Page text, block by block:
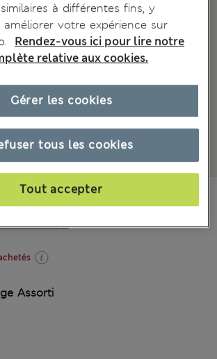
reçus
les taxes et les frais de douanes
Assorti
à différentes fins, y
votre expérience sur
Rendez-vous ici pour lire notre
relative aux cookies.
tous les cookies
Tout accepter
Gérer les cookies